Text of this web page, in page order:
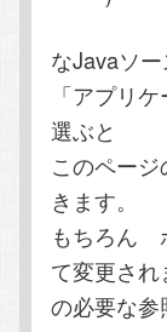
なJavaソ
「アプリ
選ぶと
このペー
きます。
もちろん
て変更さ
の必要な参